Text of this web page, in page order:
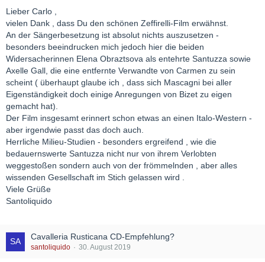
Lieber Carlo ,
vielen Dank , dass Du den schönen Zeffirelli-Film erwähnst.
An der Sängerbesetzung ist absolut nichts auszusetzen -
besonders beeindrucken mich jedoch hier die beiden
Widersacherinnen Elena Obraztsova als entehrte Santuzza sowie
Axelle Gall, die eine entfernte Verwandte von Carmen zu sein
scheint ( überhaupt glaube ich , dass sich Mascagni bei aller
Eigenständigkeit doch einige Anregungen von Bizet zu eigen
gemacht hat).
Der Film insgesamt erinnert schon etwas an einen Italo-Western -
aber irgendwie passt das doch auch.
Herrliche Milieu-Studien - besonders ergreifend , wie die
bedauernswerte Santuzza nicht nur von ihrem Verlobten
weggestoßen sondern auch von der frömmelnden , aber alles
wissenden Gesellschaft im Stich gelassen wird .
Viele Grüße
Santoliquido
Cavalleria Rusticana CD-Empfehlung?
santoliquido 30. August 2019